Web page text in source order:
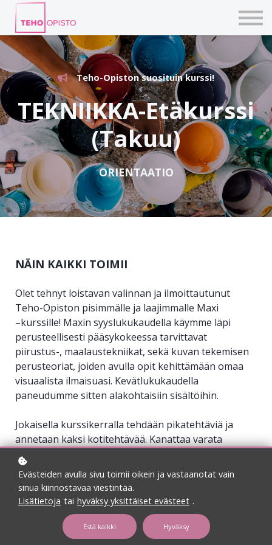
TAIDEPAJAT
ILMOITTAUDU
KIRJAUDU TEHOVERKKOON
Teho-Opiston suosituin kurssi!
TEKNIIKKA-Etäkurssi
(Takuu)
ORIENTAATIO
NÄIN KAIKKI TOIMII
Olet tehnyt loistavan valinnan ja ilmoittautunut
Teho-Opiston pisimmälle ja laajimmalle Maxi
–kurssille! Maxin syyslukukaudella käymme läpi
perusteellisesti pääsykokeessa tarvittavat
piirustus-, maalaustekniikat, sekä kuvan tekemisen
perusteoriat, joiden avulla opit kehittämään omaa
visuaalista ilmaisuasi. Kevätlukukaudella
paneudumme sitten alakohtaisiin sisältöihin.
Jokaisella kurssikerralla tehdään pikatehtäviä ja
annetaan kaksi kotitehtävää. Kanattaa varata
opetusmateriaalien läpikäymiseen ja pikatehtäviin
yhteensä noin kolme tuntia aikaa, ja molempiin
kotitehtäviin myös kolme tuntia per tehtävä. Voit
jaksottaa opiskeluasi oman aikataulusi mukaan.
Alla on tärkeää tietoa kurssin käytännön
järjestelyistä ja Takuu-kurssiisi kuuluvista
Evästeiden avulla sivu toimii oikein ja vastaanotat vain
sinua kiinnostavaa viestintää.
Lisätietoja tai hyväksy yksittäiset evästeet .
Estä kaikki Hyväksy